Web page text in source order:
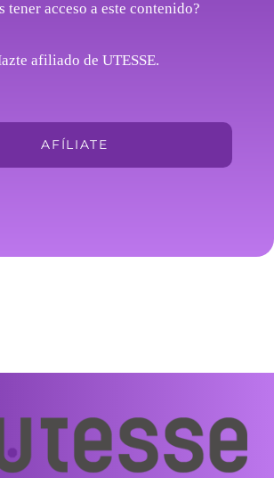
tener acceso a este contenido?
afiliado de UTESSE.
AFÍLIATE